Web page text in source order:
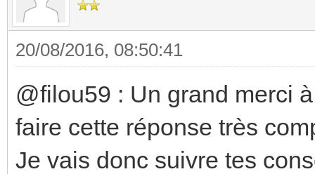
20/08/2016, 08:50:41
@filou59 : Un grand merci
faire cette réponse très
Je vais donc suivre tes